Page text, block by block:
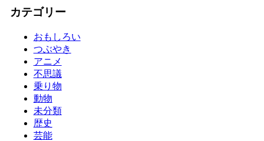
カテゴリー
おもしろい
つぶやき
アニメ
不思議
乗り物
動物
未分類
歴史
芸能